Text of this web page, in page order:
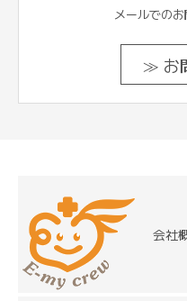
メールでの
≫ お
会社